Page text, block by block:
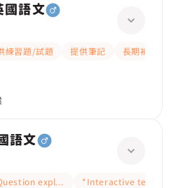
語文
練習題/試題 提供筆記
長期補習
語文
explanation*Interactive teaching